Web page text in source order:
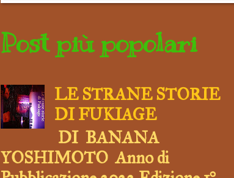
Post più popolari
LE STRANE STORIE
DI FUKIAGE
DI BANANA
YOSHIMOTO Anno di